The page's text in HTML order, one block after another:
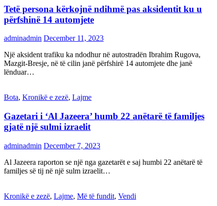
Tetë persona kërkojnë ndihmë pas aksidentit ku u
përfshinë 14 automjete
adminadmin December 11, 2023
Një aksident trafiku ka ndodhur në autostradën Ibrahim Rugova,
Mazgit-Bresje, në të cilin janë përfshirë 14 automjete dhe janë
lënduar…
Bota, Kronikë e zezë, Lajme
Gazetari i ‘Al Jazeera’ humb 22 anëtarë të familjes
gjatë një sulmi izraelit
adminadmin December 7, 2023
Al Jazeera raporton se një nga gazetarët e saj humbi 22 anëtarë të
familjes së tij në një sulm izraelit…
Kronikë e zezë, Lajme, Më të fundit, Vendi